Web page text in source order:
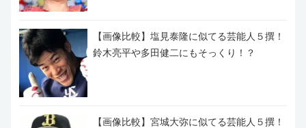
【画像比較】塩見泰隆に似てる芸能人５撰！
鈴木亮平や多田健二にもそっくり！？
【画像比較】宮城大弥に似てる芸能人５撰！